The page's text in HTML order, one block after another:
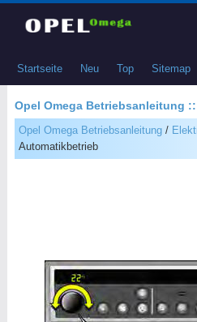
Startseite Neu Top Sitemap
Opel Omega Betriebsanleitung
Opel Omega Betriebsanleitung/
Automatikbetrieb